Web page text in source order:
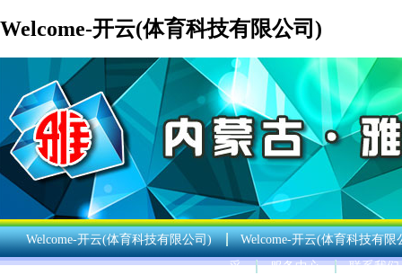
Welcome-开云(体育科技有限公司)
Welcome-开云(体育科技有限公司)
Welcome-开云(体育科技有限
采
服务中心 联系我们